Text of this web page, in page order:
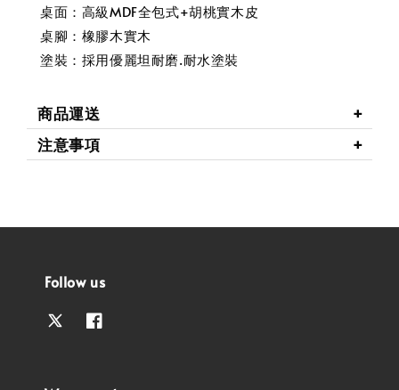
桌面：高級MDF全包式+胡桃實木皮
桌腳：橡膠木實木
塗裝：採用優麗坦耐磨.耐水塗裝
商品運送
注意事項
Follow us